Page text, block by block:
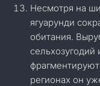
Несмотря на
ягуарунди
обитания.
сельхозугодий
регионах он